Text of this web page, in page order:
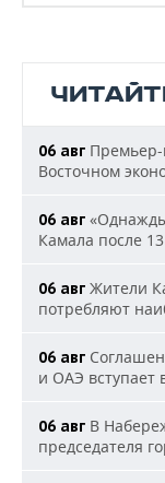
06 авг
Восточном
06 авг
Камала после
06 авг Жители
потребляют
06 авг
и ОАЭ вступает
06 авг В
председателя